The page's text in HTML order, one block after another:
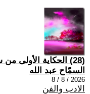
(28) الحكاية الأولى من سيرتي الذاتية، 24
السمّاح عبد الله
2026 / 8 / 8
الادب والفن